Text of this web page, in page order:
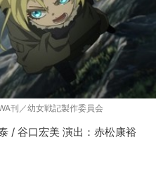
刊／幼女戦記製作委員会
/ 谷口宏美 演出：赤松康裕